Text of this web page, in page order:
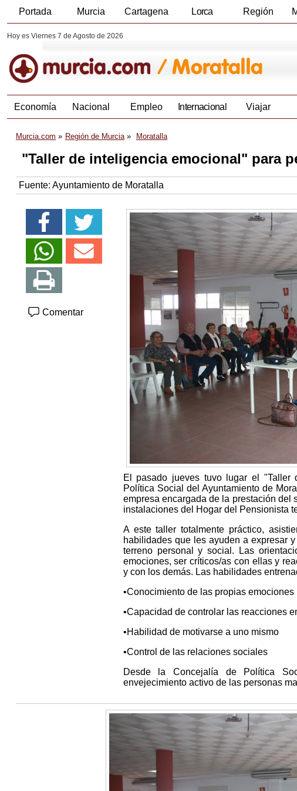
Portada Murcia Cartagena Lorca Región
Hoy es Viernes 7 de Agosto de 2026
Economía Nacional Empleo Internacional Viajar
Murcia.com Región de Murcia Moratalla
"Taller de inteligencia emocional" para
Fuente: Ayuntamiento de Moratalla
Comentar
El pasado jueves tuvo lugar el "Taller
Política Social del Ayuntamiento de
empresa encargada de la prestación del
instalaciones del Hogar del Pensionista
A este taller totalmente práctico,
habilidades que les ayuden a expresar
terreno personal y social. Las
emociones, ser críticos/as con ellas y
y con los demás. Las habilidades
•Conocimiento de las propias emociones
•Capacidad de controlar las reacciones
•Habilidad de motivarse a uno mismo
•Control de las relaciones sociales
Desde la Concejalía de Política
envejecimiento activo de las personas